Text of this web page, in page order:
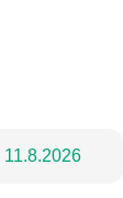
11.8.2026